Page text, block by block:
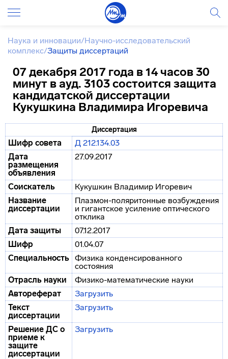
Наука и инновации/Научно-исследовательский
комплекс/Защиты диссертаций
07 декабря 2017 года в 14 часов 30
минут в ауд. 3103 состоится защита
кандидатской диссертации
Кукушкина Владимира Игоревича
Диссертация
Шифр совета
Д 212.134.03
Дата
размещения
объявления
27.09.2017
Соискатель
Кукушкин Владимир Игоревич
Название
диссертации
Плазмон-поляритонные возбуждения
и гигантское усиление оптического
отклика
Дата защиты
07.12.2017
Шифр
01.04.07
Специальность Физика конденсированного
состояния
Отрасль науки
Физико-математические науки
Автореферат
Загрузить
Текст
диссертации
Загрузить
Решение ДС о
приеме к
защите
диссертации
Загрузить